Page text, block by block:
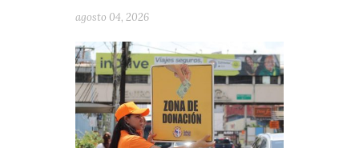
agosto 04, 2026